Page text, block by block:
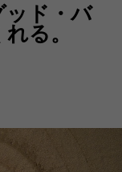
ド・バ
る。